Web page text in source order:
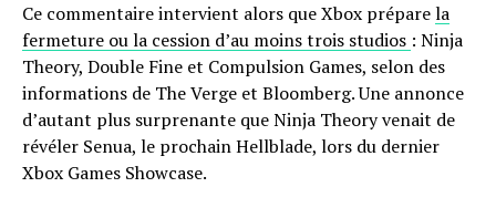
Ce commentaire intervient alors que Xbox préparela
fermeture ou la cession d’au moins trois studios : Ninja
Theory, Double Fine et Compulsion Games, selon des
informations de The Verge et Bloomberg. Une annonce
d’autant plus surprenante que Ninja Theory venait de
révéler Senua, le prochain Hellblade, lors du dernier
Xbox Games Showcase.